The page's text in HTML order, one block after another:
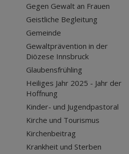
Gegen Gewalt an Frauen
Geistliche Begleitung
Gemeinde
Gewaltprävention in der
Diözese Innsbruck
Glaubensfrühling
Heiliges Jahr 2025 - Jahr der
Hoffnung
Kinder- und Jugendpastoral
Kirche und Tourismus
Kirchenbeitrag
Krankheit und Sterben